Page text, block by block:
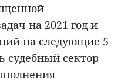
на 2021 год и
на следующие 5
судебный сектор